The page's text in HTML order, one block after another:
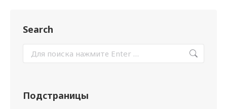
Search
Подстраницы